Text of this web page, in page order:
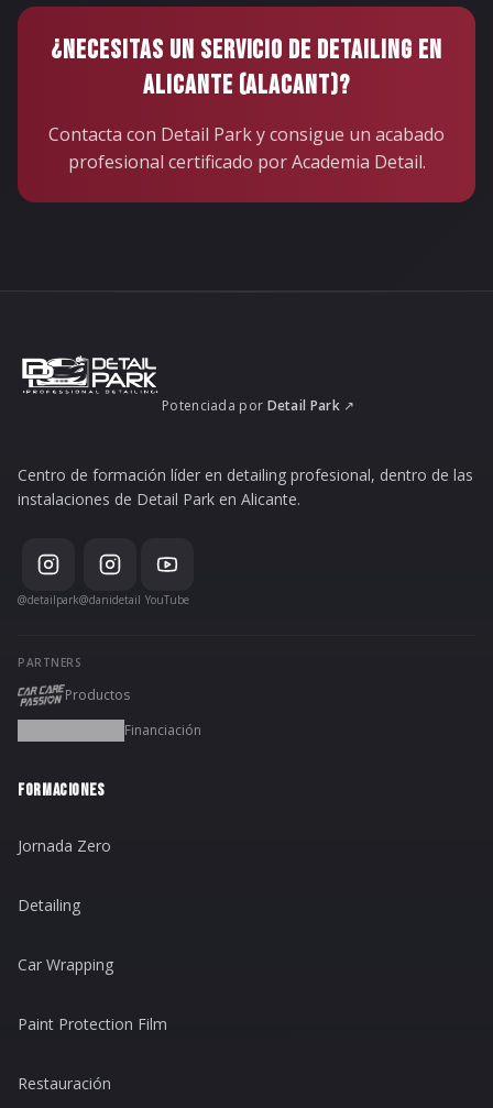
¿NECESITAS UN SERVICIO DE DETAILING EN
ALICANTE (ALACANT)?
Contacta con Detail Parky consigue un acabado
profesional certificado por Academia Detail.
Potenciada por Detail Park↗
Centro de formación líder en detailing profesional, dentro de las
instalaciones de Detail Park en Alicante.
@detailpark@danidetail YouTube
PARTNERS
Productos
Financiación
FORMACIONES
Jornada Zero
Detailing
Car Wrapping
Paint Protection Film
Restauración